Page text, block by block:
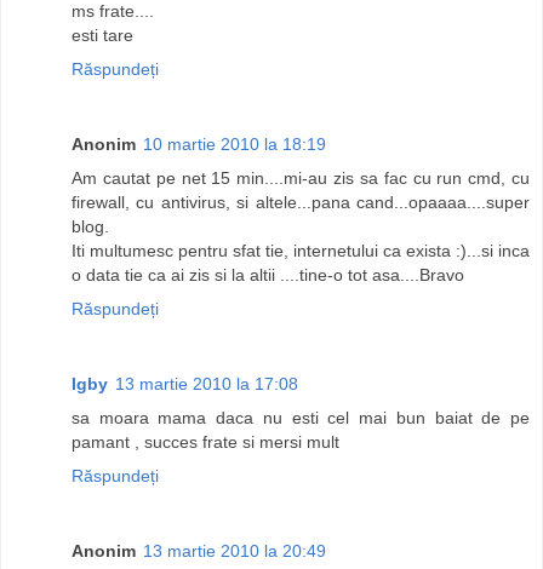
ms frate....
esti tare
Răspundeți
Anonim 10 martie 2010 la 18:19
Am cautat pe net 15 min....mi-au zis sa fac cu run cmd, cu
firewall, cu antivirus, si altele...pana cand...opaaaa....super
blog.
Iti multumesc pentru sfat tie, internetului ca exista :)...si inca
o data tie ca ai zis si la altii ....tine-o tot asa....Bravo
Răspundeți
Igby 13 martie 2010 la 17:08
sa moara mama daca nu esti cel mai bun baiat de pe
pamant , succes frate si mersi mult
Răspundeți
Anonim 13 martie 2010 la 20:49